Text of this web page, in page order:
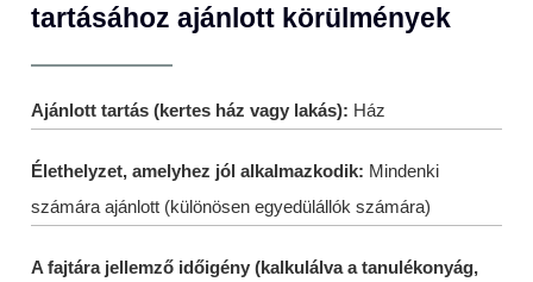
tartásához ajánlott körülmények
Ajánlott tartás (kertes ház vagy lakás): Ház
Élethelyzet, amelyhez jól alkalmazkodik: Mindenki
számára ajánlott (különösen egyedülállók számára)
A fajtára jellemző időigény (kalkulálva a tanulékonyág,